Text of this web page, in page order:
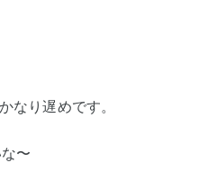
なり遅めです。
〜